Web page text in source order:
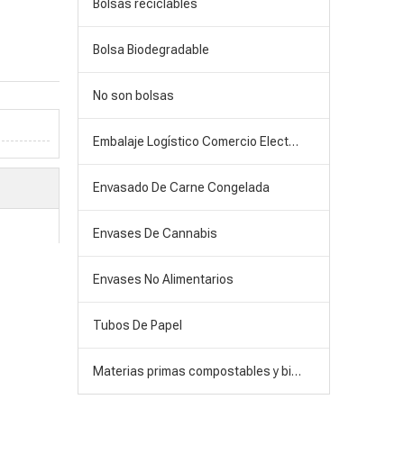
Bolsas reciclables
Bolsa Biodegradable
No son bolsas
Embalaje Logístico Comercio Electrónico
Envasado De Carne Congelada
Envases De Cannabis
Envases No Alimentarios
Tubos De Papel
Materias primas compostables y biodegradables